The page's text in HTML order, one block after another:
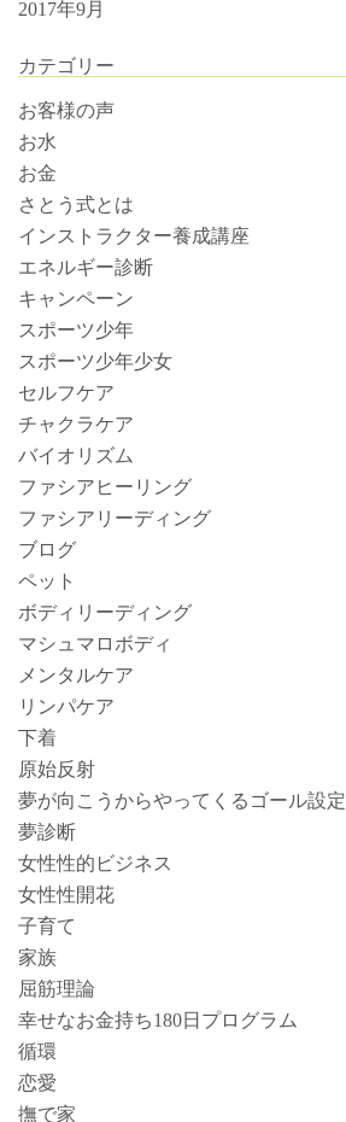
2017年9月
カテゴリー
お客様の声
お水
お金
さとう式とは
インストラクター養成講座
エネルギー診断
キャンペーン
スポーツ少年
スポーツ少年少女
セルフケア
チャクラケア
バイオリズム
ファシアヒーリング
ファシアリーディング
ブログ
ペット
ボディリーディング
マシュマロボディ
メンタルケア
リンパケア
下着
原始反射
夢が向こうからやってくるゴール設定
夢診断
女性性的ビジネス
女性性開花
子育て
家族
屈筋理論
幸せなお金持ち180日プログラム
循環
恋愛
撫で家